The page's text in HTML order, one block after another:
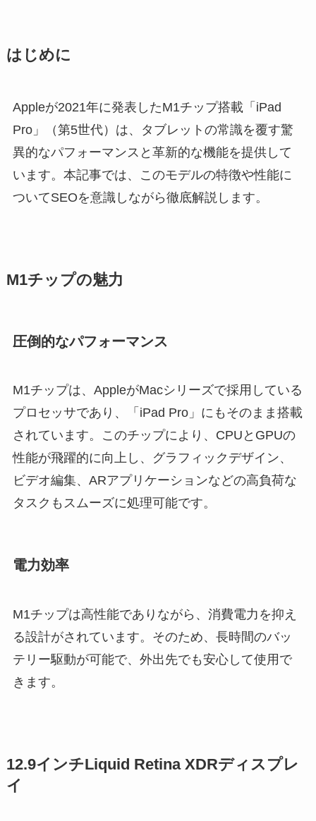
はじめに
Appleが2021年に発表したM1チップ搭載「iPad
Pro」（第5世代）は、タブレットの常識を覆す驚
異的なパフォーマンスと革新的な機能を提供して
います。本記事では、このモデルの特徴や性能に
ついてSEOを意識しながら徹底解説します。
M1チップの魅力
圧倒的なパフォーマンス
M1チップは、AppleがMacシリーズで採用している
プロセッサであり、「iPad Pro」にもそのまま搭載
されています。このチップにより、CPUとGPUの
性能が飛躍的に向上し、グラフィックデザイン、
ビデオ編集、ARアプリケーションなどの高負荷な
タスクもスムーズに処理可能です。
電力効率
M1チップは高性能でありながら、消費電力を抑え
る設計がされています。そのため、長時間のバッ
テリー駆動が可能で、外出先でも安心して使用で
きます。
12.9インチLiquid Retina XDRディスプレ
イ